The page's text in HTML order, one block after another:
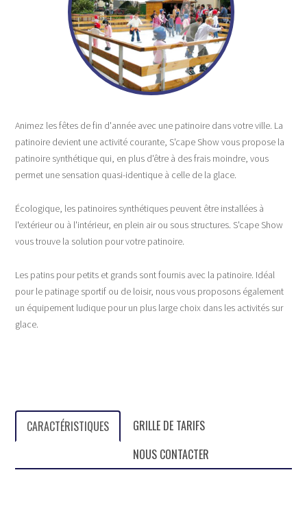
Animez les fêtes de fin d'année avec une patinoire dans votre ville. La
patinoire devient une activité courante, S'cape Show vous propose la
patinoire synthétique qui, en plus d'être à des frais moindre, vous
permet une sensation quasi-identique à celle de la glace.
Écologique, les patinoires synthétiques peuvent être installées à
l'extérieur ou à l'intérieur, en plein air ou sous structures. S'cape Show
vous trouve la solution pour votre patinoire.
Les patins pour petits et grands sont fournis avec la patinoire. Idéal
pour le patinage sportif ou de loisir, nous vous proposons également
un équipement ludique pour un plus large choix dans les activités sur
glace.
CARACTÉRISTIQUES
GRILLE DE TARIFS
NOUS CONTACTER